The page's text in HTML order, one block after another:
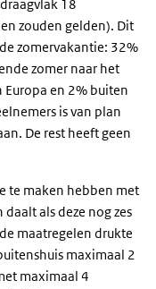
18
zouden gelden). Dit
zomervakantie: 32%
zomer naar het
en 2% buiten
is van plan
De rest heeft geen
te maken hebben met
als deze nog zes
maatregelen drukte
maximaal 2
maximaal 4